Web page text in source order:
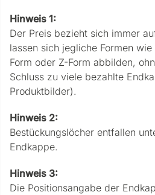
Hinweis 1:
Der Preis bezieht sich immer
lassen sich jegliche Formen
Form oder Z-Form abbilden,
Schluss zu viele bezahlte
Produktbilder).
Hinweis 2:
Bestückungslöcher entfallen
Endkappe.
Hinweis 3:
Die Positionsangabe der